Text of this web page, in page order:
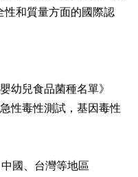
性和質量方面的國際認
幼兒食品菌種名單》
性毒性測試，基因毒性
國、台灣等地區